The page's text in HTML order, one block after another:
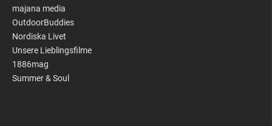
majana media
OutdoorBuddies
Nordiska Livet
Unsere Lieblingsfilme
1886mag
Summer & Soul